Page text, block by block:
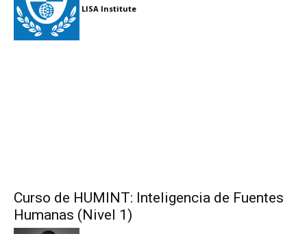
LISA Institute
Curso de HUMINT: Inteligencia de Fuentes
Humanas (Nivel 1)